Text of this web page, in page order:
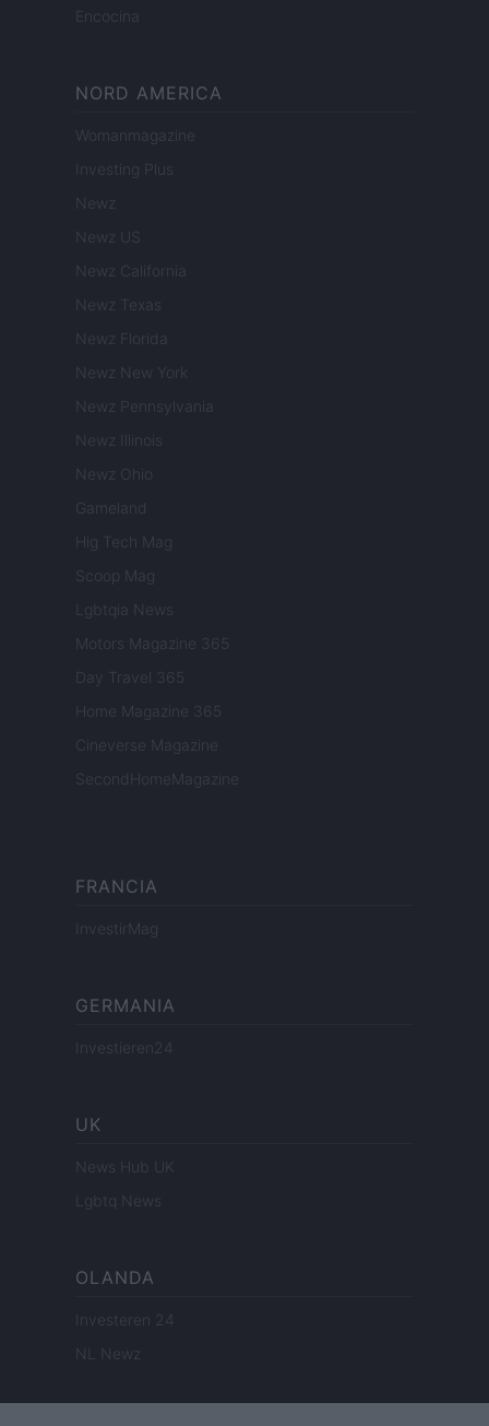
Encocina
NORD AMERICA
Womanmagazine
Investing Plus
Newz
Newz US
Newz California
Newz Texas
Newz Florida
Newz New York
Newz Pennsylvania
Newz Illinois
Newz Ohio
Gameland
Hig Tech Mag
Scoop Mag
Lgbtqia News
Motors Magazine 365
Day Travel 365
Home Magazine 365
Cineverse Magazine
SecondHomeMagazine
FRANCIA
InvestirMag
GERMANIA
Investieren24
UK
News Hub UK
Lgbtq News
OLANDA
Investeren 24
NL Newz